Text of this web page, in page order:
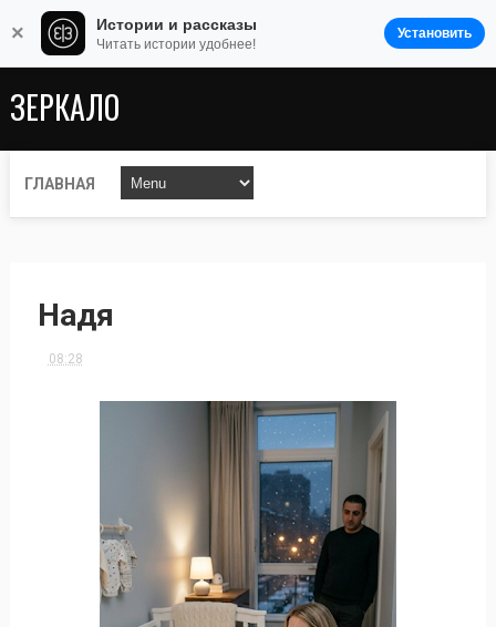
ЗЕРКАЛО
ГЛАВНАЯ
Надя
08:28
× Истории и рассказы
Читать истории удобнее!
Установить